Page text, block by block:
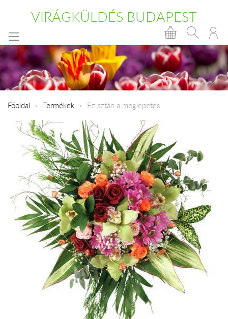
VIRÁGKÜLDÉS BUDAPEST
Főoldal Termékek Ez aztán a meglepetés